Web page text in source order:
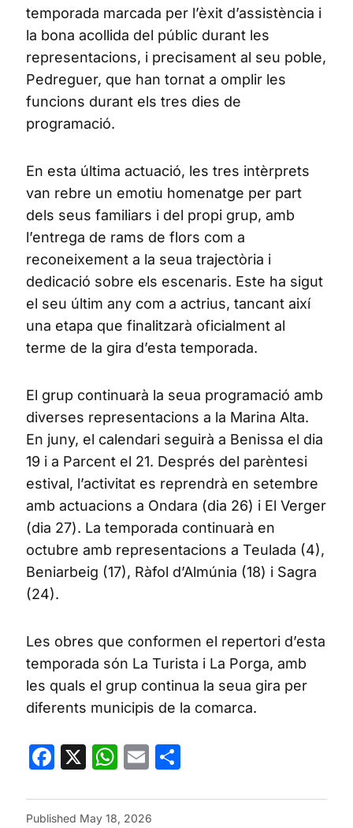
temporada marcada per l’èxit d’assistència i
la bona acollida del públic durant les
representacions, i precisament al seu poble,
Pedreguer, que han tornat a omplir les
funcions durant els tres dies de
programació.
En esta última actuació, les tres intèrprets
van rebre un emotiu homenatge per part
dels seus familiars i del propi grup, amb
l’entrega de rams de flors com a
reconeixement a la seua trajectòria i
dedicació sobre els escenaris. Este ha sigut
el seu últim any com a actrius, tancant així
una etapa que finalitzarà oficialment al
terme de la gira d’esta temporada.
El grup continuarà la seua programació amb
diverses representacions a la Marina Alta.
En juny, el calendari seguirà a Benissa el dia
19 i a Parcent el 21. Després del parèntesi
estival, l’activitat es reprendrà en setembre
amb actuacions a Ondara (dia 26) i El Verger
(dia 27). La temporada continuarà en
octubre amb representacions a Teulada (4),
Beniarbeig (17), Ràfol d’Almúnia (18) i Sagra
(24).
Les obres que conformen el repertori d’esta
temporada són La Turista i La Porga, amb
les quals el grup continua la seua gira per
diferents municipis de la comarca.
Facebook
X WhatsApp
Email
Published May 18, 2026